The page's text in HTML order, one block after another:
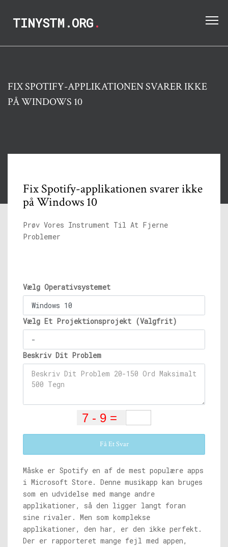
TINYSTM.ORG.
FIX SPOTIFY-APPLIKATIONEN SVARER IKKE
PÅ WINDOWS 10
Fix Spotify-applikationen svarer ikke
på Windows 10
Prøv Vores Instrument Til At Fjerne
Problemer
Vælg Operativsystemet
Vælg Et Projektionsprojekt (Valgfrit)
Beskriv Dit Problem
Få Et Svar
Måske er Spotify en af ​​de mest populære apps
i Microsoft Store. Denne musikapp kan bruges
som en udvidelse med mange andre
applikationer, så den ligger langt foran
sine rivaler. Men som komplekse
applikationer, den har, er den ikke perfekt.
Der er rapporteret mange fejl med appen,